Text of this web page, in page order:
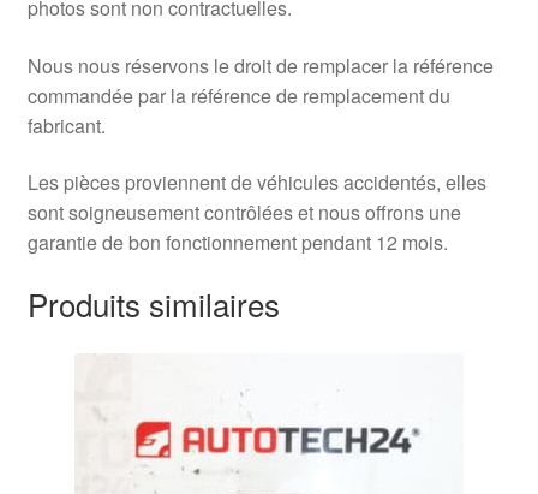
photos sont non contractuelles.
Nous nous réservons le droit de remplacer la référence
commandée par la référence de remplacement du
fabricant.
Les pièces proviennent de véhicules accidentés, elles
sont soigneusement contrôlées et nous offrons une
garantie de bon fonctionnement pendant 12 mois.
Produits similaires